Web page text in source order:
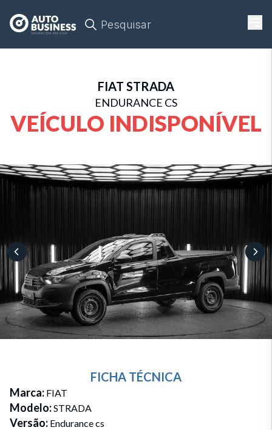
Pesquisar
FIAT STRADA
ENDURANCE CS
VEÍCULO INDISPONÍVEL
FICHA TÉCNICA
Marca: FIAT
Modelo:STRADA
Versão: Endurance cs